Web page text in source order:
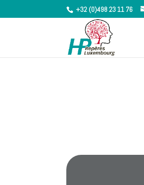
+32 (0)498 23 11 76